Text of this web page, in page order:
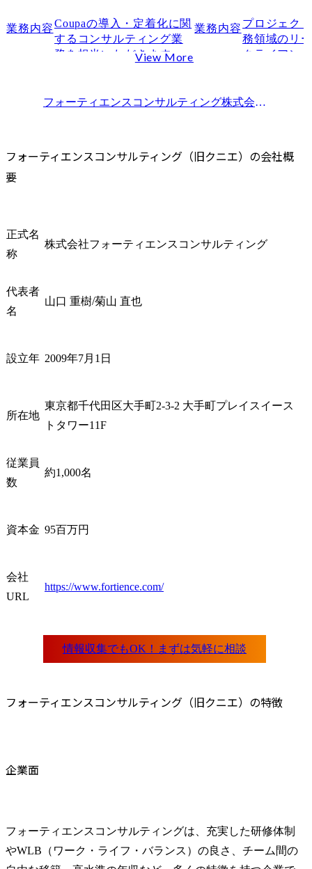
業務内容Coupaの導入・定着化に関
するコンサルティング業
務を担当いただきます。
ジュニア層をマネジメン
・調達・購買領域におけ
参画
・購買・調達業務のプロ
・顧客との信頼関係構築
View More
業務内容 プロジェク
務領域のリ
クライアン
将来的には
躍いただく
着化コンサ
・自動車業
・業務プロ
フォーティエンスコンサルティング株式会社(旧クニエ)
フォーティエンスコンサルティング（旧クニエ）の会社概
要
正式名
称
株式会社フォーティエンスコンサルティング
代表者
名
山口 重樹/菊山 直也
設立年 2009年7月1日
所在地
東京都千代田区大手町2-3-2 大手町プレイスイース
トタワー11F
従業員
数
約1,000名
資本金 95百万円
会社
URL
https://www.fortience.com/
フォーティエンスコンサルティング（旧クニエ）の特徴
企業面
フォーティエンスコンサルティングは、充実した研修体制
やWLB（ワーク・ライフ・バランス）の良さ、チーム間の